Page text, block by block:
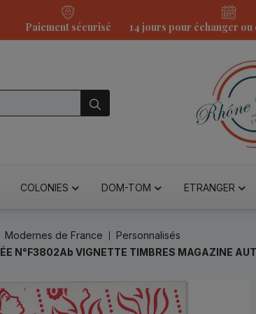
Paiement sécurisé 14 jours pour échanger
COLONIES DOM-TOM ETRANGER
Modernes de France
Personnalisés
N°F3802Ab VIGNETTE TIMBRES MAGAZINE